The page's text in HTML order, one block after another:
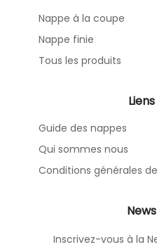
Nappe à la coupe
Nappe finie
Tous les produits
Guide des nappes
Qui sommes nous
Conditions générales
Inscrivez-vous à la